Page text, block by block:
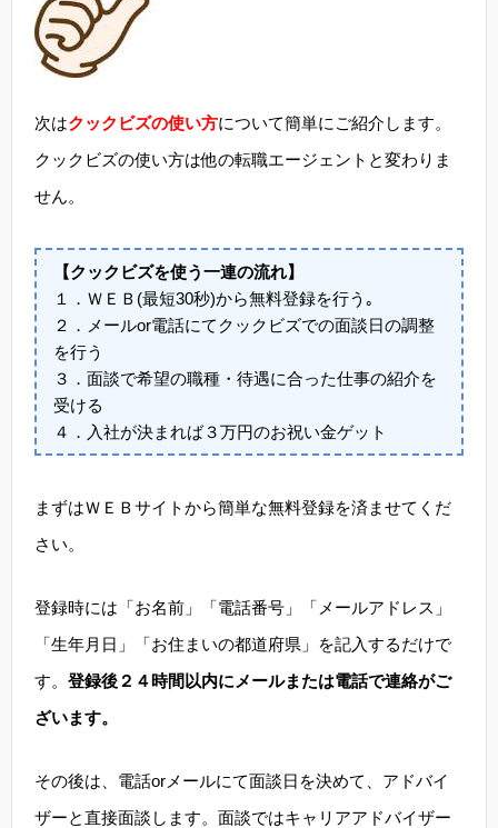
次はクックビズの使い方について簡単にご紹介します。
クックビズの使い方は他の転職エージェントと変わりま
せん。
【クックビズを使う一連の流れ】
１．ＷＥＢ(最短30秒)から無料登録を行う｡
２．メールor電話にてクックビズでの面談日の調整
を行う
３．面談で希望の職種・待遇に合った仕事の紹介を
受ける
４．入社が決まれば３万円のお祝い金ゲット
まずはＷＥＢサイトから簡単な無料登録を済ませてくだ
さい。
登録時には「お名前」「電話番号」「メールアドレス」
「生年月日」「お住まいの都道府県」を記入するだけで
す。 登録後２４時間以内にメールまたは電話で連絡がご
ざいます。
その後は、電話orメールにて面談日を決めて、アドバイ
ザーと直接面談します。面談ではキャリアアドバイザー